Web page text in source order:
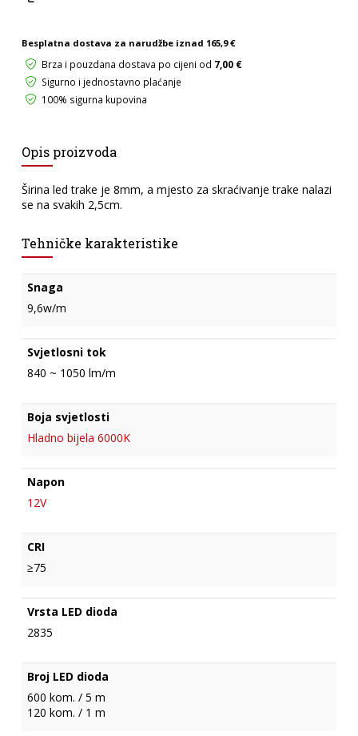
Besplatna dostava za narudžbe iznad 165,9 €
Brza i pouzdana dostava po cijeni od 7,00 €
Sigurno i jednostavno plaćanje
100% sigurna kupovina
Opis proizvoda
Širina led trake je 8mm, a mjesto za skraćivanje trake nalazi
se na svakih 2,5cm.
Tehničke karakteristike
Snaga
9,6w/m
Svjetlosni tok
840 ~ 1050 lm/m
Boja svjetlosti
Hladno bijela 6000K
Napon
12V
CRI
≥75
Vrsta LED dioda
2835
Broj LED dioda
600 kom. / 5 m
120 kom. / 1 m